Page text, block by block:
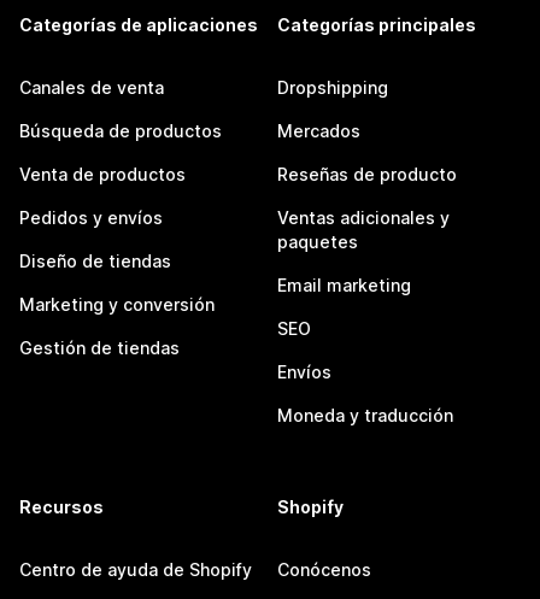
Categorías de aplicaciones
Canales de venta
Búsqueda de productos
Venta de productos
Pedidos y envíos
Diseño de tiendas
Marketing y conversión
Gestión de tiendas
Categorías principales
Dropshipping
Mercados
Reseñas de producto
Ventas adicionales y
paquetes
Email marketing
SEO
Envíos
Moneda y traducción
Recursos
Centro de ayuda de Shopify
Shopify
Conócenos